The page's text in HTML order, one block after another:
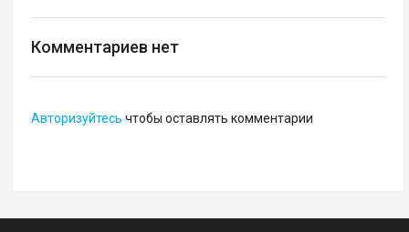
Комментариев нет
Авторизуйтесь чтобы оставлять комментарии